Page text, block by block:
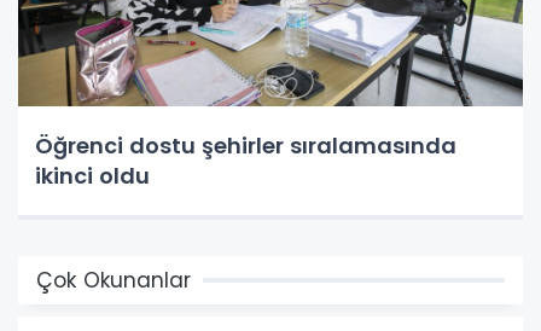
Öğrenci dostu şehirler sıralamasında
ikinci oldu
Çok Okunanlar